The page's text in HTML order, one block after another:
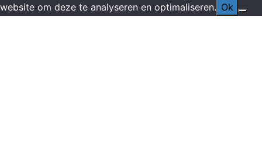
website om deze te analyseren en optimaliseren. Ok